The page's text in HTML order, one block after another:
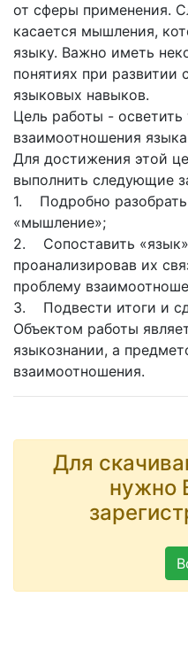
от сферы применения.
касается мышления,
языку. Важно иметь
понятиях при развитии
языковых навыков.
Цель работы -
взаимоотношения
Для достижения этой
выполнить следующие
1. Подробно разобрать
«мышление»;
2. Сопоставить
проанализировав их
проблему
3. Подвести итоги и
Объектом работы
языкознании, а
взаимоотношения.
Для
нужно